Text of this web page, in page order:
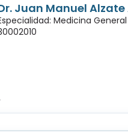
Juan Manuel
Medicina